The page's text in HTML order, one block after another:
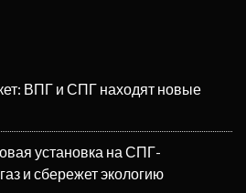
ВПГ и СПГ находят новые
установка на СПГ-
и сбережет экологию